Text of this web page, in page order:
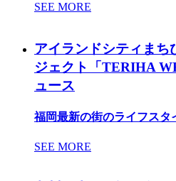
SEE MORE
アイランドシティまち
ジェクト「TERIHA
ュース
福岡最新の街のライフスタ
SEE MORE